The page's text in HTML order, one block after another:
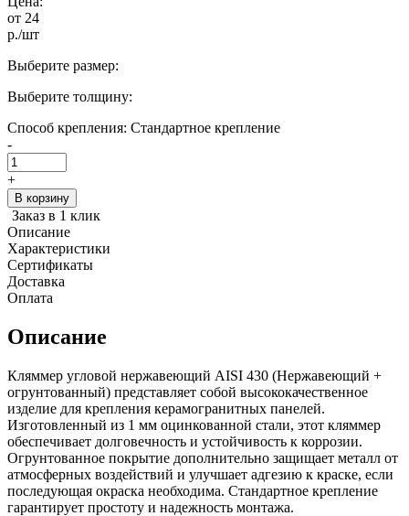
от 24
р./шт
Выберите размер:
Выберите толщину:
Способ крепления: Стандартное крепление
-
+
В корзину
Заказ в 1 клик
Описание
Характеристики
Сертификаты
Доставка
Оплата
Описание
Кляммер угловой нержавеющий AISI 430 (Нержавеющий +
огрунтованный) представляет собой высококачественное
изделие для крепления керамогранитных панелей.
Изготовленный из 1 мм оцинкованной стали, этот кляммер
обеспечивает долговечность и устойчивость к коррозии.
Огрунтованное покрытие дополнительно защищает металл от
атмосферных воздействий и улучшает адгезию к краске, если
последующая окраска необходима. Стандартное крепление
гарантирует простоту и надежность монтажа.